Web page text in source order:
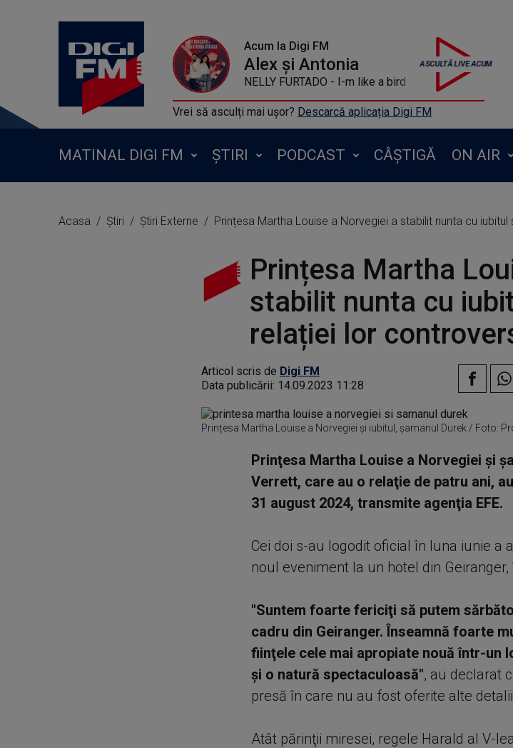
Acum la Digi FM
Alex și Antonia
NELLY FURTADO - I-m like a bird
Vrei să asculți mai ușor? Descarcă aplicația Digi FM
MATINAL DIGI FM ȘTIRI PODCAST CÂȘTIGĂ ON AIR
Acasa Știri Știri Externe Prințesa Martha Louise a Norvegiei a stabilit nunta cu
Prințesa Martha
stabilit nunta cu
relației lor
Articol scris de Digi FM
Data publicării: 14.09.2023 11:28
Prințesa Martha Louise a Norvegiei și iubitul, șamanul Durek / Foto:
Prinţesa Martha Louise a Norvegiei şi
Verrett, care au o relaţie de patru ani,
31 august 2024, transmite agenţia EFE.
Cei doi s-au logodit oficial în luna iunie a
noul eveniment la un hotel din
"Suntem foarte fericiţi să putem
cadru din Geiranger. Înseamnă foarte
fiinţele cele mai apropiate nouă într-un
şi o natură spectaculoasă", au declarat
presă în care nu au fost oferite alte
Atât părinţii miresei, regele Harald al V-